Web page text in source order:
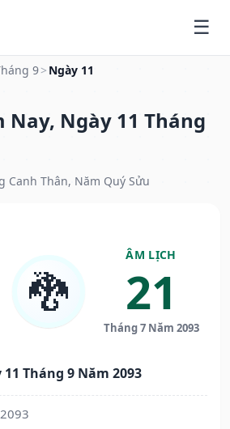
9> Ngày 11
Nay, Ngày 11 Tháng
Canh Thân, Năm Quý Sửu
🐉
ÂM LỊCH
21
Tháng 7 Năm 2093
Tháng 9 Năm 2093